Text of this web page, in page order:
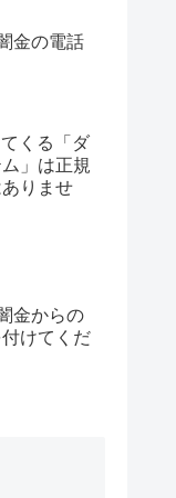
金の電話
くる「ダ
」は正規
りませ
金からの
けてくだ